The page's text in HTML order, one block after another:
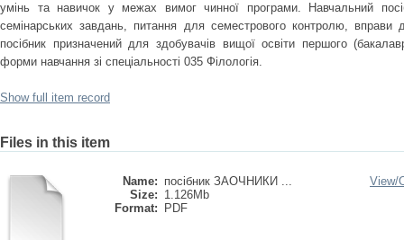
умінь та навичок у межах вимог чинної програми. Навчальний
семінарських завдань, питання для семестрового контролю, вправи
посібник призначений для здобувачів вищої освіти першого
форми навчання зі спеціальності 035 Філологія.
Show full item record
Files in this item
Name: посібник ЗАОЧНИКИ ...
Size: 1.126Mb
Format:
PDF
View/